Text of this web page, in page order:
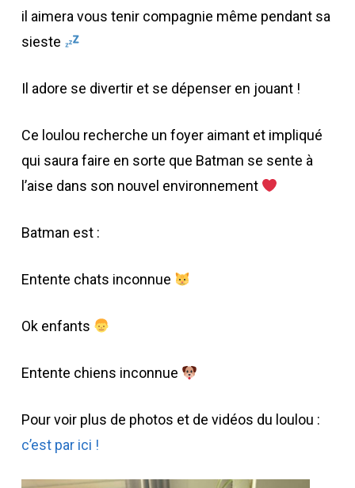
il aimera vous tenir compagnie même pendant sa
sieste
Il adore se divertir et se dépenser en jouant !
Ce loulou recherche un foyer aimant et impliqué
qui saura faire en sorte que Batman se sente à
l’aise dans son nouvel environnement
Batman est :
Entente chats inconnue
Ok enfants
Entente chiens inconnue
Pour voir plus de photos et de vidéos du loulou :
c’est par ici !